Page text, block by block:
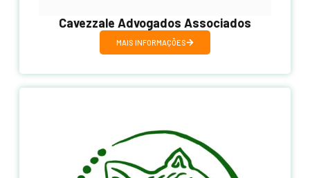
Cavezzale Advogados Associados
MAIS INFORMAÇÕES